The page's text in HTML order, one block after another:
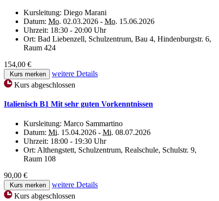
Kursleitung: Diego Marani
Datum: Mo. 02.03.2026 - Mo. 15.06.2026
Uhrzeit: 18:30 - 20:00 Uhr
Ort: Bad Liebenzell, Schulzentrum, Bau 4, Hindenburgstr. 6,
Raum 424
154,00 €
Kurs merken
weitere Details
Kurs abgeschlossen
Italienisch B1 Mit sehr guten Vorkenntnissen
Kursleitung: Marco Sammartino
Datum: Mi. 15.04.2026 - Mi. 08.07.2026
Uhrzeit: 18:00 - 19:30 Uhr
Ort: Althengstett, Schulzentrum, Realschule, Schulstr. 9,
Raum 108
90,00 €
Kurs merken
weitere Details
Kurs abgeschlossen